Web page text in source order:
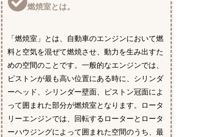
燃焼室とは。
「燃焼室」とは、自動車のエンジンにおいて燃
料と空気を混ぜて燃焼させ、動力を生み出すた
めの空間のことです。一般的なエンジンでは、
ピストンが最も高い位置にある時に、シリンダ
ーヘッド、シリンダー壁面、ピストン冠面によ
って囲まれた部分が燃焼室となります。ロータ
リーエンジンでは、回転するローターとロータ
ーハウジングによって囲まれた空間のうち、最